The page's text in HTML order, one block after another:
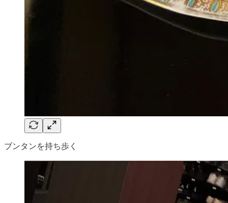
ブンタンを持ち歩く